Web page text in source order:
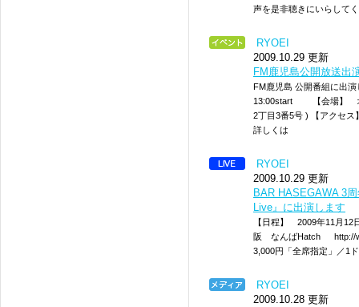
声を是非聴きにいらし
RYOEI
2009.10.29 更新
FM鹿児島公開放送出
FM鹿児島 公開番組に
13:00start 【会場】 オ
2丁目3番5号 ) 【アクセ
詳しくは
RYOEI
2009.10.29 更新
BAR HASEGAWA 3
Live』に出演します
【日程】 2009年11月
阪 なんばHatch http://
3,000円「全席指定」／1
RYOEI
2009.10.28 更新